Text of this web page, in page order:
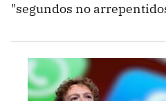
"segundos no